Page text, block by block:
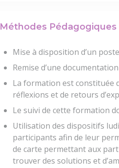
Méthodes Pédagogiques
Mise à disposition d’un
Remise d’une
La formation est constituée
réflexions et de retours
Le suivi de cette formation
Utilisation des dispositifs
participants afin de leur
de carte permettant aux
trouver des solutions et